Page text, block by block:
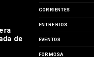
de
CORRIENTES
ENTRE RIOS
EVENTOS
FORMOSA